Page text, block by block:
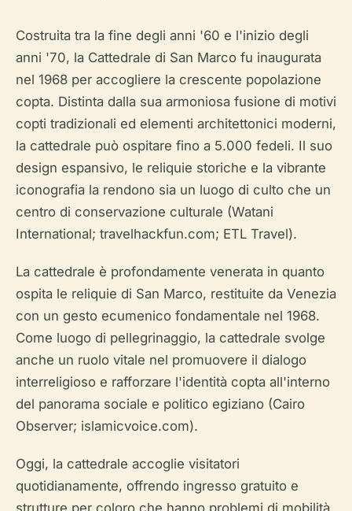
Costruita tra la fine degli anni '60 e l'inizio degli
anni '70, la Cattedrale di San Marco fu inaugurata
nel 1968 per accogliere la crescente popolazione
copta. Distinta dalla sua armoniosa fusione di motivi
copti tradizionali ed elementi architettonici moderni,
la cattedrale può ospitare fino a 5.000 fedeli. Il suo
design espansivo, le reliquie storiche e la vibrante
iconografia la rendono sia un luogo di culto che un
centro di conservazione culturale (Watani
International; travelhackfun.com; ETL Travel).
La cattedrale è profondamente venerata in quanto
ospita le reliquie di San Marco, restituite da Venezia
con un gesto ecumenico fondamentale nel 1968.
Come luogo di pellegrinaggio, la cattedrale svolge
anche un ruolo vitale nel promuovere il dialogo
interreligioso e rafforzare l'identità copta all'interno
del panorama sociale e politico egiziano (Cairo
Observer; islamicvoice.com).
Oggi, la cattedrale accoglie visitatori
quotidianamente, offrendo ingresso gratuito e
strutture per coloro che hanno problemi di mobilità.